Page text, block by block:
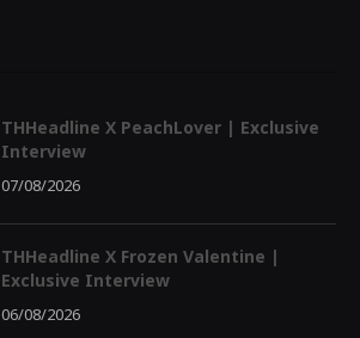
THHeadline X PeachLover | Exclusive
Interview
07/08/2026
THHeadline X Frozen Valentine |
Exclusive Interview
06/08/2026